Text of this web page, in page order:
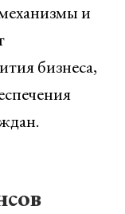
и
бизнеса,